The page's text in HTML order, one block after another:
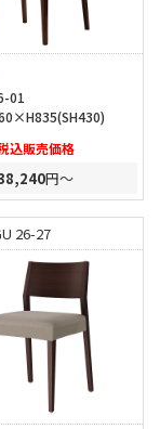
01
込販売価格
円～
26-27